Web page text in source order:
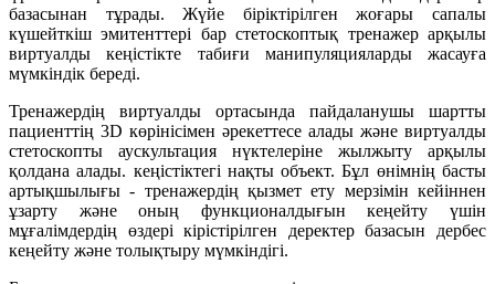
базасынан тұрады. Жүйе біріктірілген жоғары сапалы
күшейткіш эмитенттері бар стетоскоптық тренажер арқылы
виртуалды кеңістікте табиғи манипуляцияларды жасауға
мүмкіндік береді.
Тренажердің виртуалды ортасында пайдаланушы шартты
пациенттің 3D көрінісімен әрекеттесе алады және виртуалды
стетоскопты аускультация нүктелеріне жылжыту арқылы
қолдана алады. кеңістіктегі нақты объект. Бұл өнімнің басты
артықшылығы - тренажердің қызмет ету мерзімін кейіннен
ұзарту және оның функционалдығын кеңейту үшін
мұғалімдердің өздері кірістірілген деректер базасын дербес
кеңейту және толықтыру мүмкіндігі.